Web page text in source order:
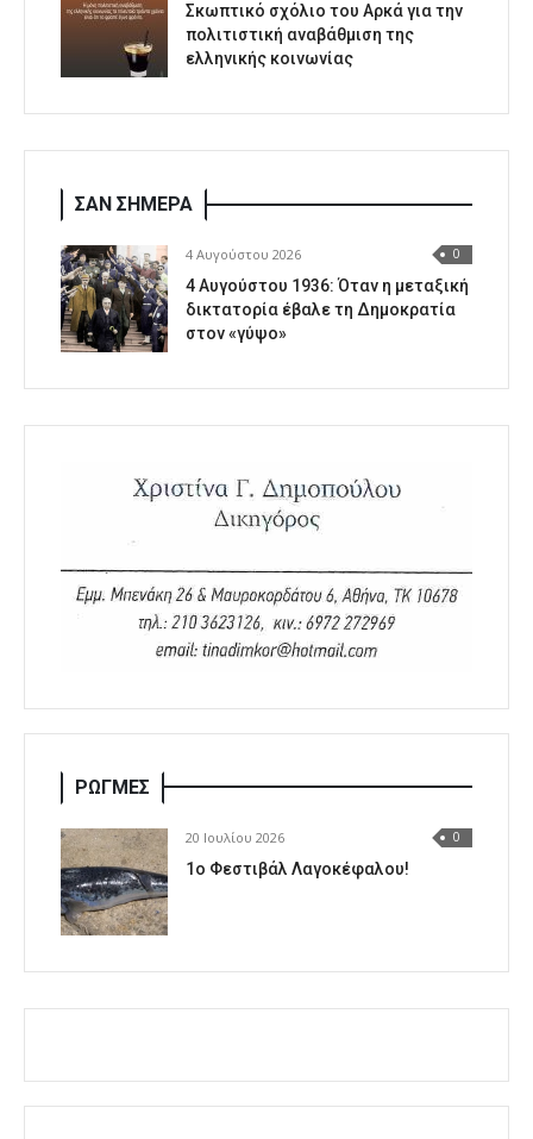
Σκωπτικό σχόλιο του Αρκά για την
πολιτιστική αναβάθμιση της
ελληνικής κοινωνίας
ΣΑΝ ΣΗΜΕΡΑ
4 Αυγούστου 2026 0
4 Αυγούστου 1936: Όταν η μεταξική
δικτατορία έβαλε τη Δημοκρατία
στον «γύψο»
ΡΩΓΜΕΣ
20 Ιουλίου 2026 0
1o Φεστιβάλ Λαγοκέφαλου!